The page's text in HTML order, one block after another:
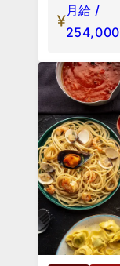
月給 /
254,000